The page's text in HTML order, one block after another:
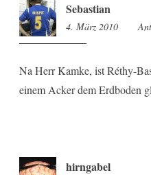
Sebastian
4. März 2010
Na Herr Kamke, ist Réthy-
einem Acker dem Erdboden
hirngabel